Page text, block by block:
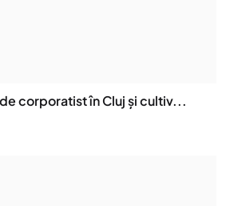
corporatist în Cluj și cultiv...